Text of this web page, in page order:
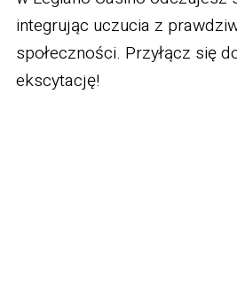
integrując uczucia z
społeczności. Przyłącz się
ekscytację!